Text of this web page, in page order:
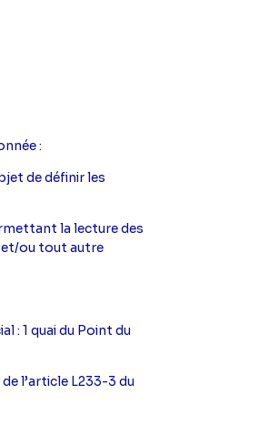
:
de définir les
la lecture des
et/ou tout autre
: 1 quai du Point du
l’article L233-3 du